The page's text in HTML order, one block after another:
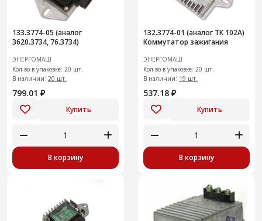
133.3774-05 (аналог
3620.3734, 76.3734)
ЭНЕРГОМАШ
Кол-во в упаковке: 20 шт.
В наличии: 20 шт.
799.01 ₽
Купить
В корзину
132.3774-01 (аналог ТК 102А)
Коммутатор зажигания
ЭНЕРГОМАШ
Кол-во в упаковке: 20 шт.
В наличии: 19 шт.
537.18 ₽
Купить
В корзину